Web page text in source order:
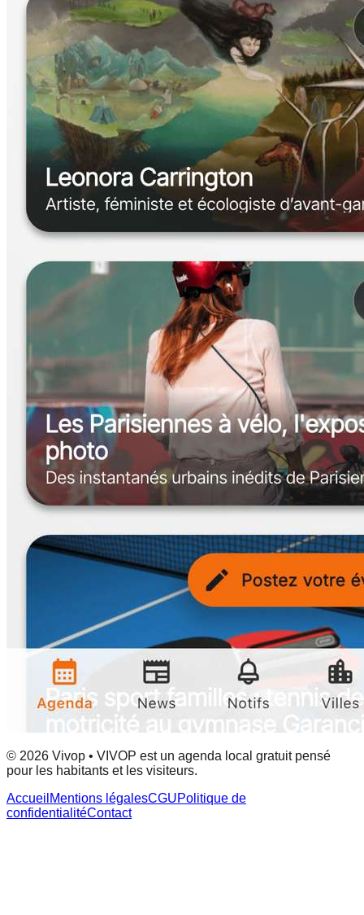
© 2026 Vivop • VIVOP est un agenda local gratuit pensé
pour les habitants et les visiteurs.
Accueil Mentions légalesCGUPolitique de
confidentialitéContact